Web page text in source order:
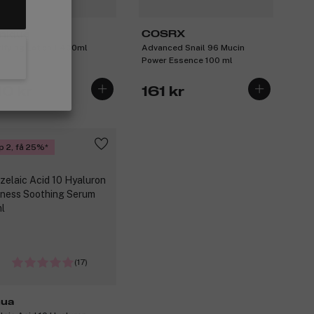
Lotion 1 400ml
COSRX
Advanced Snail 96 Mucin
Power Essence 100 ml
161 kr
2, få 25%
(17)